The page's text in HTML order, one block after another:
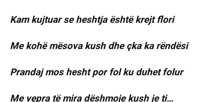
Kam kujtuar se heshtja është krejt flori
Me kohë mësova kush dhe çka ka rëndësi
Prandaj mos hesht por fol ku duhet folur
Me vepra të mira dëshmoje kush je ti…